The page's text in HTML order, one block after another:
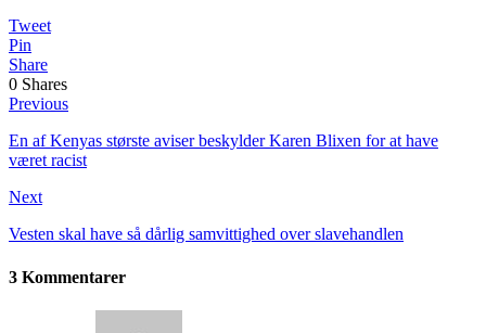
Tweet
Pin
Share
0 Shares
Previous
En af Kenyas største aviser beskylder Karen Blixen for at have
været racist
Next
Vesten skal have så dårlig samvittighed over slavehandlen
3 Kommentarer